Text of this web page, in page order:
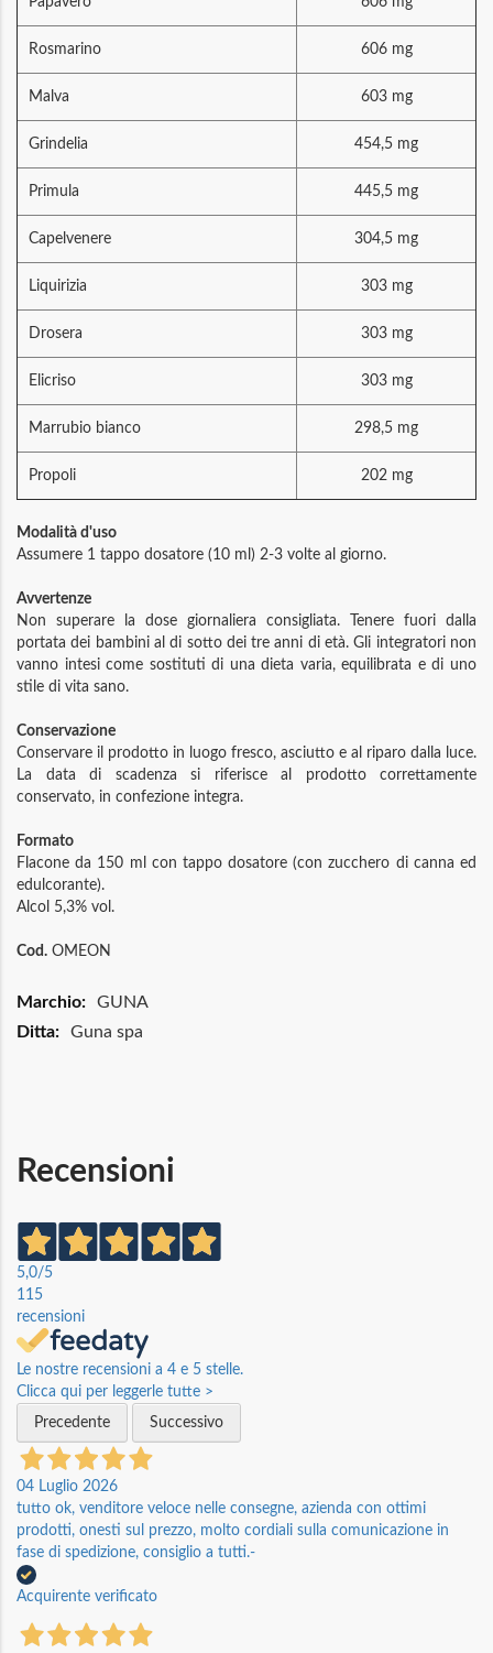
Rosmarino 606 mg
Malva 603 mg
Grindelia 454,5 mg
Primula 445,5 mg
Capelvenere 304,5 mg
Liquirizia 303 mg
Drosera 303 mg
Elicriso 303 mg
Marrubio bianco 298,5 mg
Propoli 202 mg
Modalità d'uso
Assumere 1 tappo dosatore (10 ml) 2-3 volte al giorno.
Avvertenze
Non superare la dose giornaliera consigliata. Tenere fuori dalla
portata dei bambini al di sotto dei tre anni di età. Gli integratori non
vanno intesi come sostituti di una dieta varia, equilibrata e di uno
stile di vita sano.
Conservazione
Conservare il prodotto in luogo fresco, asciutto e al riparo dalla luce.
La data di scadenza si riferisce al prodotto correttamente
conservato, in confezione integra.
Formato
Flacone da 150 ml con tappo dosatore (con zucchero di canna ed
edulcorante).
Alcol 5,3% vol.
Cod. OMEON
Maggiori
GUNA
Guna spa
Recensioni
5,0/5
115
recensioni
Le nostre recensioni a 4 e 5 stelle.
Clicca qui per leggerle tutte >
Precedente
Successivo
04 Luglio 2026
tutto ok, venditore veloce nelle consegne, azienda con ottimi
prodotti, onesti sul prezzo, molto cordiali sulla comunicazione in
fase di spedizione, consiglio a tutti.-
Acquirente verificato